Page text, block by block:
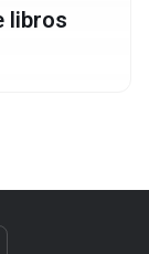
libros